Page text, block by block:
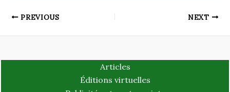
PREVIOUS NEXT
Articles
Éditions virtuelles